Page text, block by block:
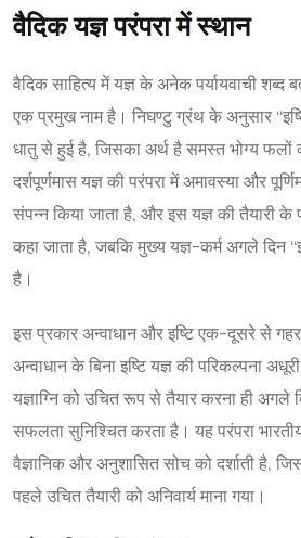
वैदिक यज्ञ परंपरा में स्थान
वैदिक साहित्य में यज्ञ के अनेक पर्यायवाची शब्द
एक प्रमुख नाम है। निघण्टु ग्रंथ के अनुसार
धातु से हुई है, जिसका अर्थ है समस्त भोग्य फलों
दर्शपूर्णमास यज्ञ की परंपरा में अमावस्या और
संपन्न किया जाता है, और इस यज्ञ की तैयारी के
कहा जाता है, जबकि मुख्य यज्ञ-कर्म अगले दिन
है।
इस प्रकार अन्वाधान और इष्टि एक-दूसरे से
अन्वाधान के बिना इष्टि यज्ञ की परिकल्पना
यज्ञाग्नि को उचित रूप से तैयार करना ही अगले
सफलता सुनिश्चित करता है। यह परंपरा
वैज्ञानिक और अनुशासित सोच को दर्शाती है,
पहले उचित तैयारी को अनिवार्य माना गया।